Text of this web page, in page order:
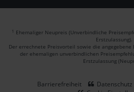
1 Ehemaliger Neupreis (Unverbindliche
Erstzulassung).
Der errechnete Preisvorteil sowie die
der ehemaligen unverbindlichen
Erstzulassung
Barrierefreiheit Datenschutz